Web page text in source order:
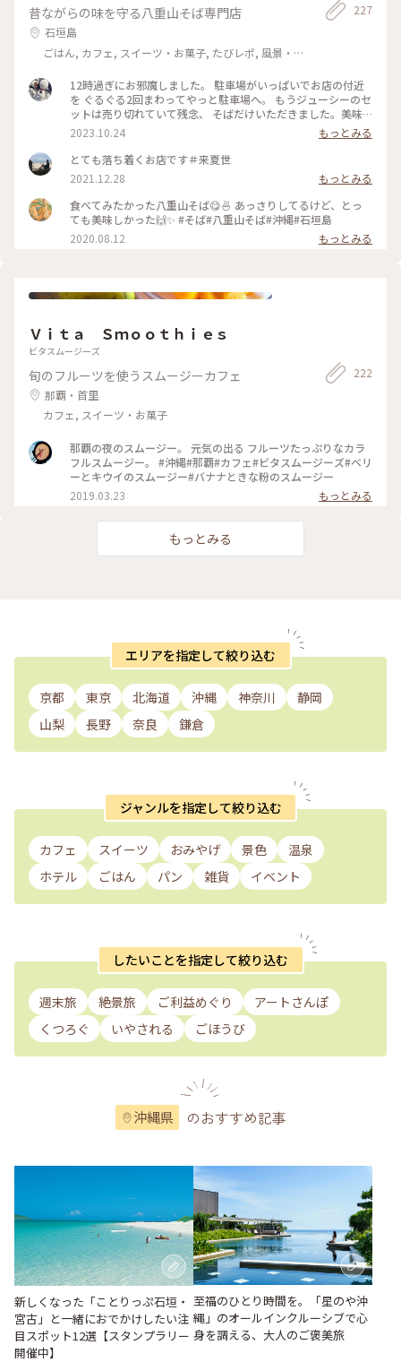
昔ながらの味を守る八重山そば専門店
石垣島
ごはん, カフェ, スイーツ・お菓子, たびレポ, 風景・
227
12時過ぎにお邪魔しました。 駐車場がいっぱいでお店の付近
を ぐるぐる2回まわってやっと駐車場へ。 もうジューシーのセ
ットは売り切れていて残念、 そばだけいただきました。美味
しかった！
2023.10.24
もっとみる
とても落ち着くお店です＃来夏世
2021.12.28
もっとみる
食べてみたかった八重山そば😋🍜 あっさりしてるけど、とっ
ても美味しかった🙌✨ #そば#八重山そば#沖縄#石垣島
2020.08.12
もっとみる
Ｖｉｔａ Ｓｍｏｏｔｈｉｅｓ
ビタスムージーズ
旬のフルーツを使うスムージーカフェ
那覇・首里
カフェ, スイーツ・お菓子
222
那覇の夜のスムージー。 元気の出る フルーツたっぷりなカラ
フルスムージー。 #沖縄#那覇#カフェ#ビタスムージーズ#ベリ
ーとキウイのスムージー#バナナときな粉のスムージー
2019.03.23
もっとみる
もっとみる
エリアを指定して絞り込む
京都 東京 北海道 沖縄 神奈川
静岡
山梨
長野 奈良 鎌倉
ジャンルを指定して絞り込む
カフェ スイーツ おみやげ 景色
温泉
ホテル
ごはん パン 雑貨 イベント
したいことを指定して絞り込む
週末旅 絶景旅 ご利益めぐり
アートさんぽ
くつろぐ
いやされる ごほうび
沖縄県 のおすすめ記事
新しくなった「ことりっぷ石垣・
宮古」と一緒におでかけしたい注
目スポット12選【スタンプラリー
開催中】
至福のひとり時間を。「星のや沖
縄」のオールインクルーシブで心
身を調える、大人のご褒美旅